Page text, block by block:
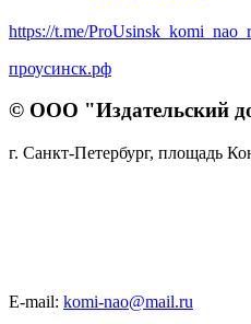
https://t.me/
проусинск.рф
© ООО "Издательский
г. Санкт-Петербург, площадь
E-mail: komi-nao@mail.ru